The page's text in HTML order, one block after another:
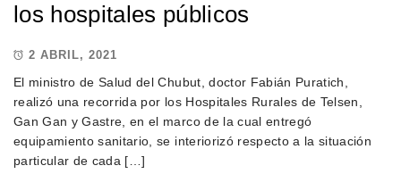
los hospitales públicos
2 ABRIL, 2021
El ministro de Salud del Chubut, doctor Fabián Puratich,
realizó una recorrida por los Hospitales Rurales de Telsen,
Gan Gan y Gastre, en el marco de la cual entregó
equipamiento sanitario, se interiorizó respecto a la situación
particular de cada […]